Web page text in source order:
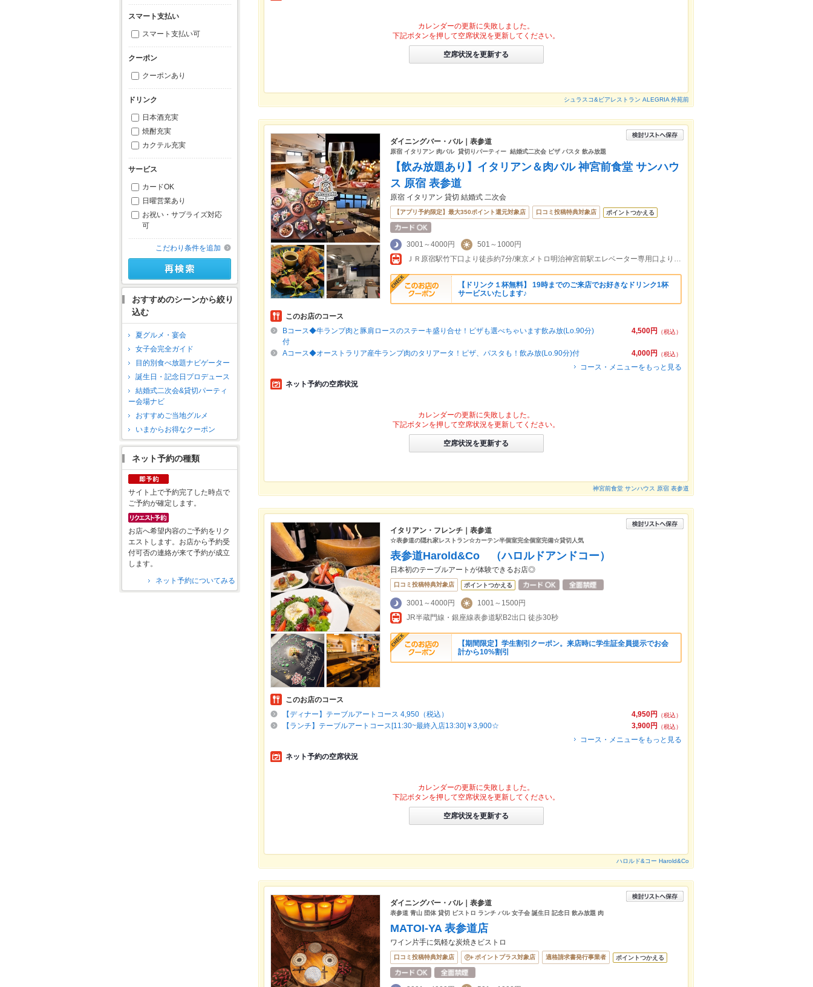
スマート支払い
スマート支払い可
クーポン
クーポンあり
ドリンク
日本酒充実
焼酎充実
カクテル充実
サービス
カードOK
日曜営業あり
お祝い・サプライズ対応
可
こだわり条件を追加
おすすめのシーンから絞り
込む
夏グルメ・宴会
女子会完全ガイド
目的別食べ放題ナビゲーター
誕生日・記念日プロデュース
結婚式二次会&貸切パーティ
ー会場ナビ
おすすめご当地グルメ
いまからお得なクーポン
ネット予約の種類
サイト上で予約完了した時点で
ご予約が確定します。
お店へ希望内容のご予約をリク
エストします。お店から予約受
付可否の連絡が来て予約が成立
します。
ネット予約についてみる
カレンダーの更新に失敗しました。
下記ボタンを押して空席状況を更新してください。
空席状況を更新する
シュラスコ&ビアレストラン ALEGRIA 外苑前
ダイニングバー・バル｜表参道
原宿 イタリアン 肉バル 貸切りパーティー 結婚式二次会 ピザ パスタ 飲み放題
【飲み放題あり】イタリアン＆肉バル 神宮前食堂 サンハウ
ス 原宿 表参道
原宿 イタリアン 貸切 結婚式 二次会
【アプリ予約限定】最大350ポイント還元対象店 口コミ投稿特典対象店 ポイントつかえる
3001～4000円
501～1000円
ＪＲ原宿駅竹下口より徒歩約7分/東京メトロ明治神宮前駅エレベーター専用口より徒歩約7分/原宿の竹下通りの奥です。
【ドリンク１杯無料】 19時までのご来店でお好きなドリンク1杯
サービスいたします♪
このお店のコース
4,500円
（税込）
Bコース◆牛ランプ肉と豚肩ロースのステーキ盛り合せ！ピザも選べちゃいます飲み放(Lo.90分)
付
4,000円
（税込）
Aコース◆オーストラリア産牛ランプ肉のタリアータ！ピザ、パスタも！飲み放(Lo.90分)付
コース・メニューをもっと見る
ネット予約の空席状況
カレンダーの更新に失敗しました。
下記ボタンを押して空席状況を更新してください。
空席状況を更新する
神宮前食堂 サンハウス 原宿 表参道
イタリアン・フレンチ｜表参道
☆表参道の隠れ家レストラン☆カーテン半個室完全個室完備☆貸切人気
表参道Harold&Co （ハロルドアンドコー）
日本初のテーブルアートが体験できるお店◎
口コミ投稿特典対象店 ポイントつかえる
3001～4000円
1001～1500円
JR半蔵門線・銀座線表参道駅B2出口 徒歩30秒
【期間限定】学生割引クーポン。来店時に学生証全員提示でお会
計から10%割引
このお店のコース
4,950円
（税込）
【ディナー】テーブルアートコース 4,950（税込）
3,900円
（税込）
【ランチ】テーブルアートコース[11:30~最終入店13:30]￥3,900☆
コース・メニューをもっと見る
ネット予約の空席状況
カレンダーの更新に失敗しました。
下記ボタンを押して空席状況を更新してください。
空席状況を更新する
ハロルド&コー Harold&Co
ダイニングバー・バル｜表参道
表参道 青山 団体 貸切 ビストロ ランチ バル 女子会 誕生日 記念日 飲み放題 肉
MATOI-YA 表参道店
ワイン片手に気軽な炭焼きビストロ
口コミ投稿特典対象店 ポイントプラス対象店 適格請求書発行事業者 ポイントつかえる